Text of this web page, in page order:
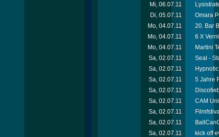
Mi, 06.07.11
Di, 05.07.11
Omara
Mo, 04.07.11
20. Bar
Mo, 04.07.11
6 X
Mo, 04.07.11
Martini
Sa, 02.07.11
Seal -
Sa, 02.07.11
Sa, 02.07.11
5 Jahre
Sa, 02.07.11
Sa, 02.07.11
CAM
Sa, 02.07.11
Sa, 02.07.11
Sa, 02.07.11
kick off